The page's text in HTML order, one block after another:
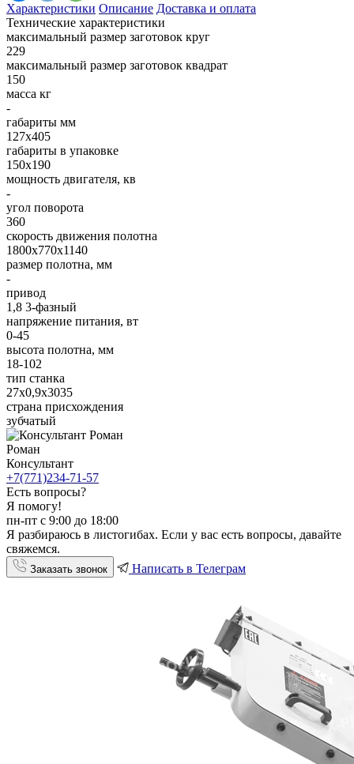
Характеристики Описание Доставка и оплата
Технические характеристики
максимальный размер заготовок круг
229
максимальный размер заготовок квадрат
150
масса кг
-
габариты мм
127х405
габариты в упаковке
150х190
мощность двигателя, кв
-
угол поворота
360
скорость движения полотна
1800х770х1140
размер полотна, мм
-
привод
1,8 3-фазный
напряжение питания, вт
0-45
высота полотна, мм
18-102
тип станка
27х0,9х3035
страна присхождения
зубчатый
Роман
Консультант
+7(771)234-71-57
Есть вопросы?
Я помогу!
пн-пт с 9:00 до 18:00
Я разбираюсь в листогибах. Если у вас есть вопросы, давайте
свяжемся.
Заказать звонок Написать в Телеграм